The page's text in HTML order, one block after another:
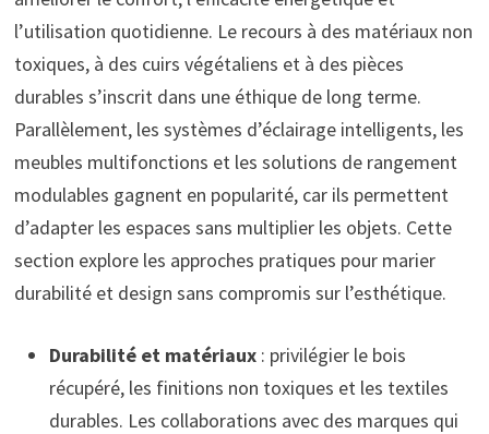
l’utilisation quotidienne. Le recours à des matériaux non
toxiques, à des cuirs végétaliens et à des pièces
durables s’inscrit dans une éthique de long terme.
Parallèlement, les systèmes d’éclairage intelligents, les
meubles multifonctions et les solutions de rangement
modulables gagnent en popularité, car ils permettent
d’adapter les espaces sans multiplier les objets. Cette
section explore les approches pratiques pour marier
durabilité et design sans compromis sur l’esthétique.
Durabilité et matériaux: privilégier le bois
récupéré, les finitions non toxiques et les textiles
durables. Les collaborations avec des marques qui